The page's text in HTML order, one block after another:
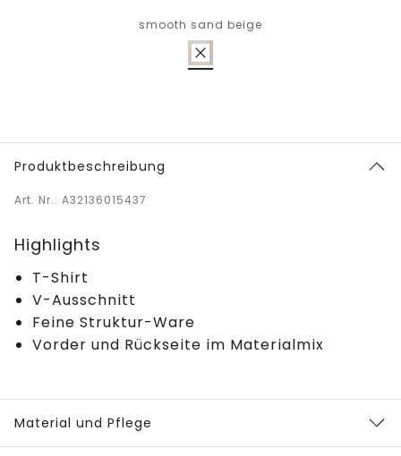
smooth sand beige
Produktbeschreibung
Art. Nr.: A32136015437
Highlights
T-Shirt
V-Ausschnitt
Feine Struktur-Ware
Vorder und Rückseite im Materialmix
Material und Pflege